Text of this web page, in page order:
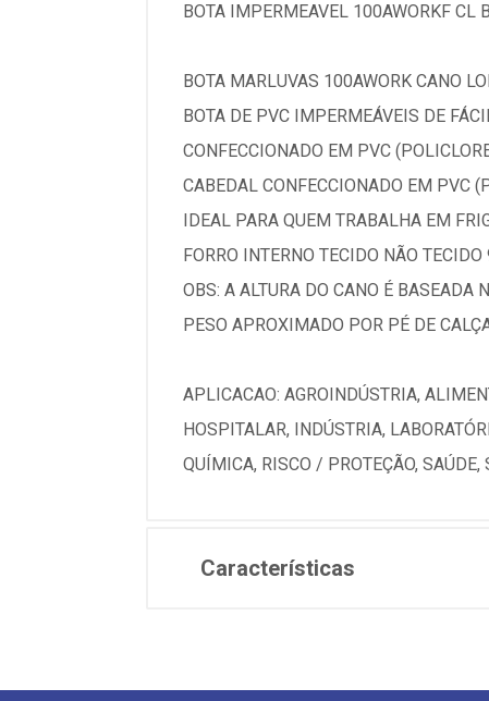
BOTA IMPERMEAVEL 100AWORKF CL
BOTA MARLUVAS 100AWORK CANO
BOTA DE PVC IMPERMEÁVEIS DE
CONFECCIONADO EM PVC
CABEDAL CONFECCIONADO EM PVC
IDEAL PARA QUEM TRABALHA EM
FORRO INTERNO TECIDO NÃO
OBS: A ALTURA DO CANO É BASEADA
PESO APROXIMADO POR PÉ DE
APLICACAO: AGROINDÚSTRIA,
HOSPITALAR, INDÚSTRIA,
QUÍMICA, RISCO / PROTEÇÃO,
Características